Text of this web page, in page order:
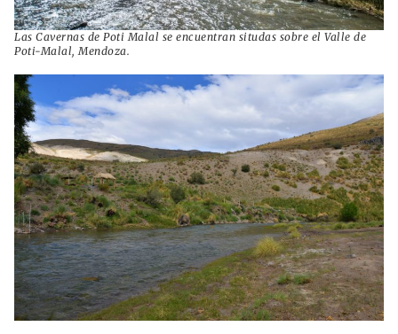
Las Cavernas de Poti Malal se encuentran situdas sobre el Valle de
Poti-Malal, Mendoza.